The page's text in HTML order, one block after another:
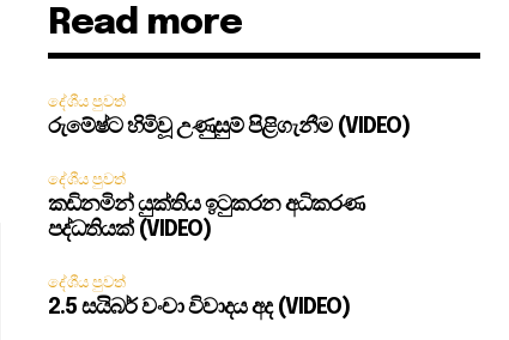
Read more
දේශීය පුවත්
රුමේෂ්ට හිමිවූ උණුසුම් පිළිගැනීම (VIDEO)
දේශීය පුවත්
කඩිනමින් යුක්තිය ඉටුකරන අධිකරණ
පද්ධතියක් (VIDEO)
දේශීය පුවත්
2.5 සයිබර් වංචා විවාදය අද (VIDEO)